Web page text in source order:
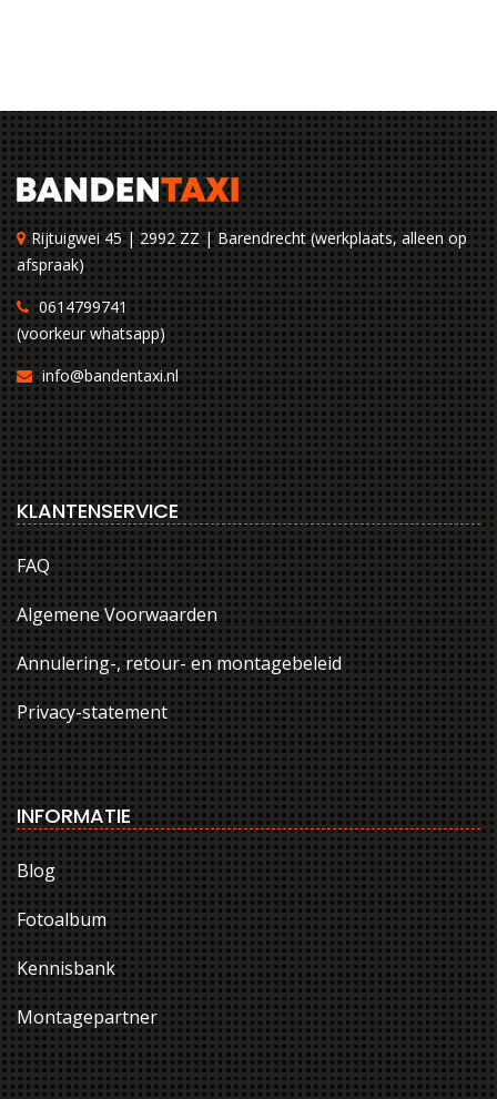
Rijtuigwei 45 | 2992 ZZ | Barendrecht (werkplaats, alleen op
afspraak)
0614799741
(voorkeur whatsapp)
info@bandentaxi.nl
KLANTENSERVICE
FAQ
Algemene Voorwaarden
Annulering-, retour- en montagebeleid
Privacy-statement
INFORMATIE
Blog
Fotoalbum
Kennisbank
Montagepartner